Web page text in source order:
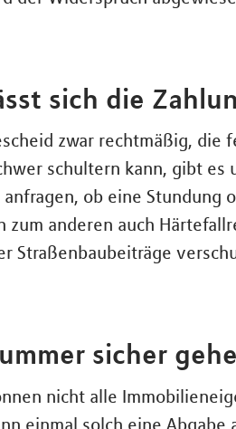
sich die
zwar rechtmäßig, die
schultern kann, gibt
anfragen, ob eine Stundung
zum anderen auch
Straßenbaubeiträge
sicher
nicht alle
einmal solch eine